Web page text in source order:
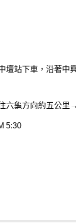
壇站下車，沿著中
龜方向約五公里
5:30